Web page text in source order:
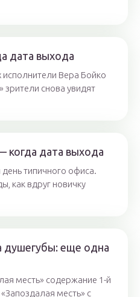
дата выхода
Вера Бойко
зрители снова увидят
когда дата выхода
типичного офиса.
как вдруг новичку
душегубы: еще одна
месть» содержание 1-й
месть» с